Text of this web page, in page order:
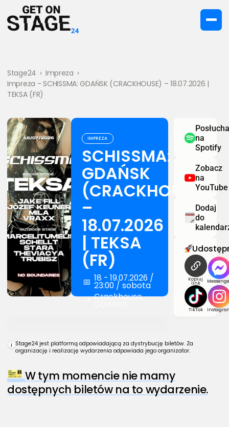
Stage24 › Impreza ›
Impreza - SCHISSMA: GDAŃSK (CRACKHOUSE) – 18.07.2026 |
TEKSA (FR)
IMPREZA
SCHISSMA:
GDAŃSK
(CRACKHOUSE)
–
18.07.2026
| TEKSA
(FR)
📅 18 - 19.07.2026 /
23:00 / sobota
Crackhouse,
na
Spotify
Zobacz
na
YouTube
Dodaj
do
Kopiuj
link
TikTok
i Stage24 jest platformą odpowiadającą za dystrybucję biletów. Za
organizację i realizację wydarzenia odpowiada jego organizator.
W tym momencie nie mamy
dostępnych biletów na to wydarzenie.